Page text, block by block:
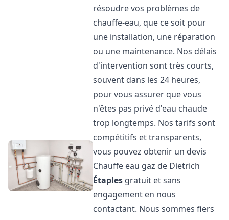
résoudre vos problèmes de
chauffe-eau, que ce soit pour
une installation, une réparation
ou une maintenance. Nos délais
d'intervention sont très courts,
souvent dans les 24 heures,
pour vous assurer que vous
n'êtes pas privé d'eau chaude
trop longtemps. Nos tarifs sont
compétitifs et transparents,
vous pouvez obtenir un devis
Chauffe eau gaz de Dietrich
Étaples gratuit et sans
engagement en nous
contactant. Nous sommes fiers